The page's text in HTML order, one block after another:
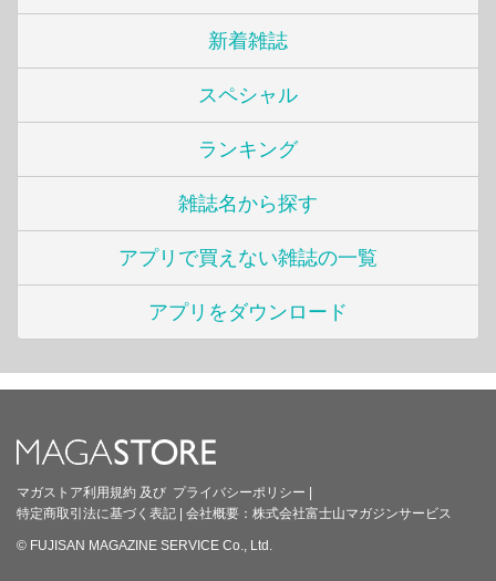
新着雑誌
スペシャル
ランキング
雑誌名から探す
アプリで買えない雑誌の一覧
アプリをダウンロード
マガストア利用規約 及び プライバシーポリシー |
特定商取引法に基づく表記 | 会社概要： 株式会社富士山マガジンサービス
© FUJISAN MAGAZINE SERVICE Co., Ltd.